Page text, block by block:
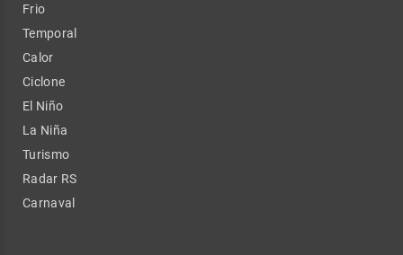
Frio
Temporal
Calor
Ciclone
El Niño
La Niña
Turismo
Radar RS
Carnaval